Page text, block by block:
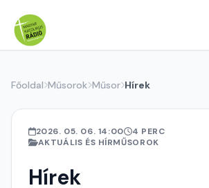
Főoldal Műsorok Műsor Hírek
2026. 05. 06. 14:00
4 PERC
AKTUÁLIS ÉS HÍRMŰSOROK
Hírek